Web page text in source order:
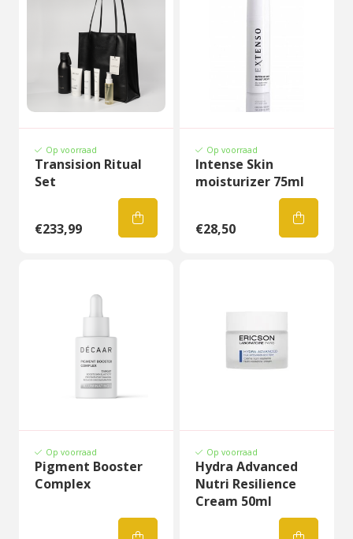
Op voorraad
Transision Ritual
Set
€233,99
Op voorraad
Intense Skin
moisturizer 75ml
€28,50
Op voorraad
Pigment Booster
Complex
Op voorraad
Hydra Advanced
Nutri Resilience
Cream 50ml